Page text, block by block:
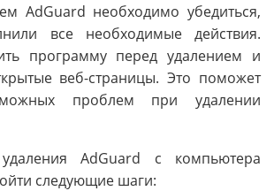
AdGuard необходимо убедиться,
все необходимые действия.
программу перед удалением и
веб-страницы. Это поможет
проблем при удалении
AdGuard с компьютера
следующие шаги: